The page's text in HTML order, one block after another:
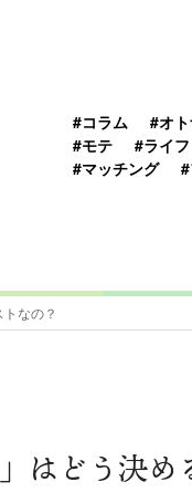
#コラム #オ
#モテ
#ライフ
#マッチング
なの？
はどう決